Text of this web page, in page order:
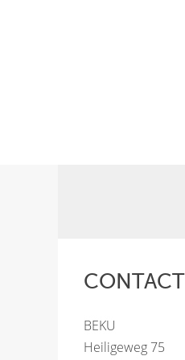
CONTACT
BEKU
Heiligeweg 75